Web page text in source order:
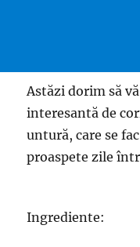
Astăzi dorim să
interesantă de
untură, care se
proaspete zile
Ingrediente: